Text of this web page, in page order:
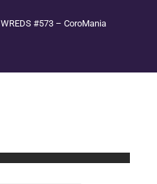
WREDS #573 – CoroMania